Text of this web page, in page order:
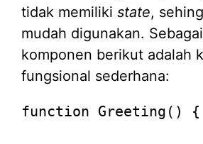
tidak memiliki state,
mudah digunakan.
komponen berikut adalah
fungsional sederhana:
function Greeting () {